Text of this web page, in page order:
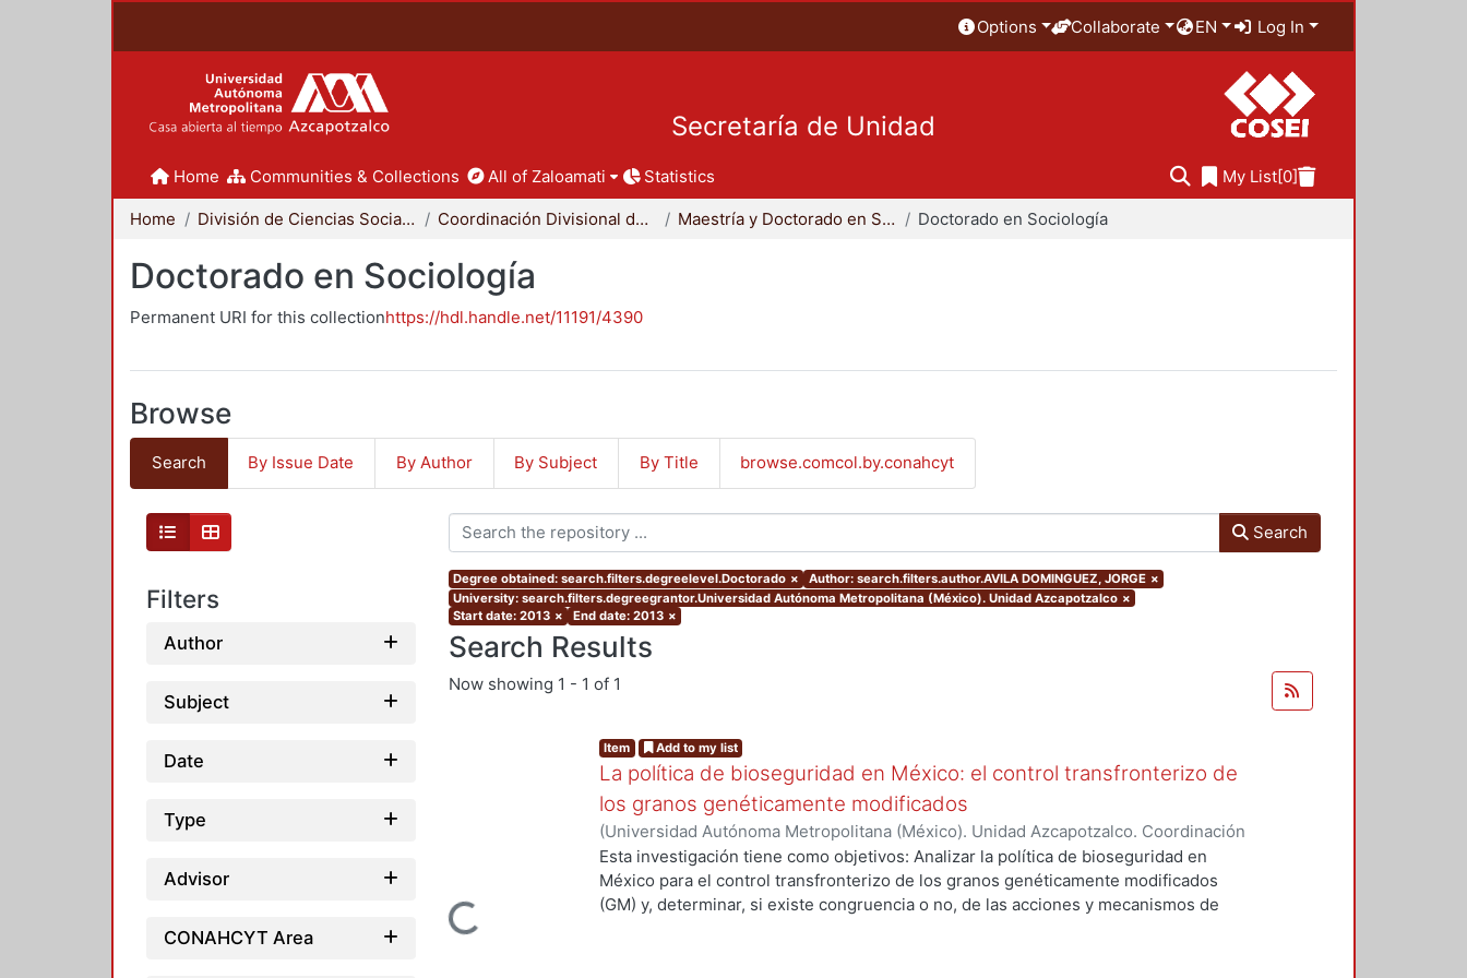
Options Collaborate EN Log In
Secretaría de Unidad
Home Communities & Collections All of Zaloamati Statistics My List[0]
Home División de Ciencias Sociales y Humanidades Coordinación Divisional de Posgrado Maestría y Doctorado en Sociología Doctorado en Sociología
Doctorado en Sociología
Permanent URI for this collectionhttps://hdl.handle.net/11191/4390
Browse
Search By Issue Date By Author By Subject By Title browse.comcol.by.conahcyt
Filters
Author
Subject
Date
Type
Advisor
CONAHCYT Area
Search
Degree obtained: search.filters.degreelevel.Doctorado × Author: search.filters.author.AVILA DOMINGUEZ, JORGE ×
University: search.filters.degreegrantor.Universidad Autónoma Metropolitana (México). Unidad Azcapotzalco ×
Start date: 2013 × End date: 2013 ×
Search Results
Now showing 1 - 1 of 1
Loading...
Item Add to my list
La política de bioseguridad en México: el control transfronterizo de
los granos genéticamente modificados
(Universidad Autónoma Metropolitana (México). Unidad Azcapotzalco. Coordinación
de Servicios de Información.,2013-10-30)AVILA DOMINGUEZ, JORGE
Esta investigación tiene como objetivos: Analizar la política de bioseguridad en
México para el control transfronterizo de los granos genéticamente modificados
(GM) y, determinar, si existe congruencia o no, de las acciones y mecanismos de